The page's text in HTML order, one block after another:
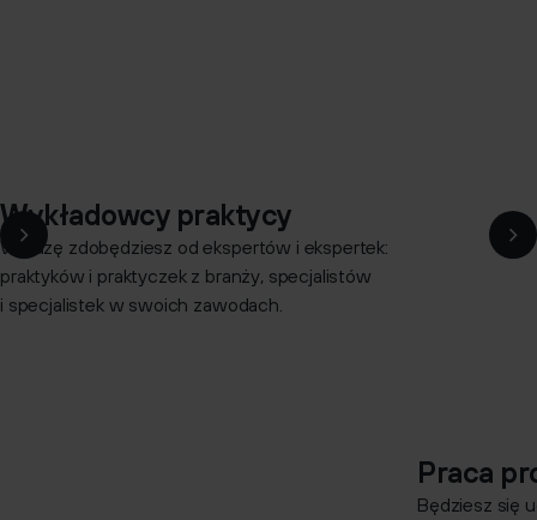
Wykładowcy praktycy
Wiedzę zdobędziesz od ekspertów i ekspertek:
praktyków i praktyczek z branży, specjalistów
i specjalistek w swoich zawodach.
Praca
Będziesz się